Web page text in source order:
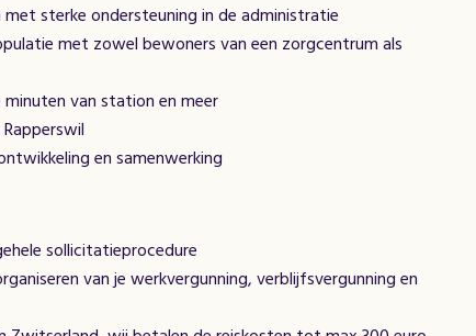
met sterke ondersteuning in de administratie
met zowel bewoners van een zorgcentrum als
minuten van station en meer
en samenwerking
sollicitatieprocedure
van je werkvergunning, verblijfsvergunning en